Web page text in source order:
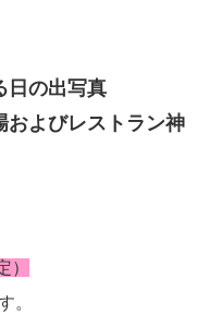
日の出写真
およびレストラン神
）
。